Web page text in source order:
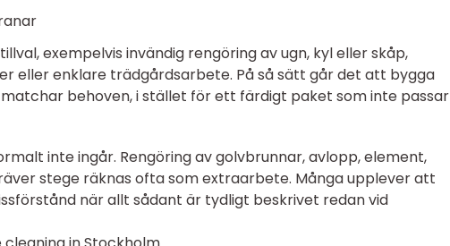
exempelvis invändig rengöring av ugn, kyl eller skåp,
eller enklare trädgårdsarbete. På så sätt går det att bygga
behoven, i stället för ett färdigt paket som inte passar
inte ingår. Rengöring av golvbrunnar, avlopp, element,
stege räknas ofta som extraarbete. Många upplever att
när allt sådant är tydligt beskrivet redan vid